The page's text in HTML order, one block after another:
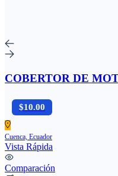
COBERTOR DE
$10.00
Cuenca, Ecuador
Vista Rápida
Comparación